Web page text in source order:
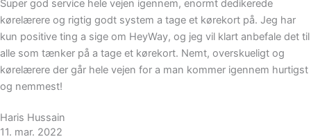
Super god service hele vejen igennem, enormt dedikerede
kørelærere og rigtig godt system a tage et kørekort på. Jeg har
kun positive ting a sige om HeyWay, og jeg vil klart anbefale det til
alle som tænker på a tage et kørekort. Nemt, overskueligt og
kørelærere der går hele vejen for a man kommer igennem hurtigst
og nemmest!
Haris Hussain
11. mar. 2022